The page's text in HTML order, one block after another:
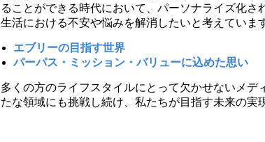
ることができる時代において、パーソナライズ化
生活における不安や悩みを解消したいと考えていま
エブリーの目指す世界
パーパス・ミッション・バリューに込めた思い
多くの方のライフスタイルにとって欠かせないメ
たな領域にも挑戦し続け、私たちが目指す未来の実